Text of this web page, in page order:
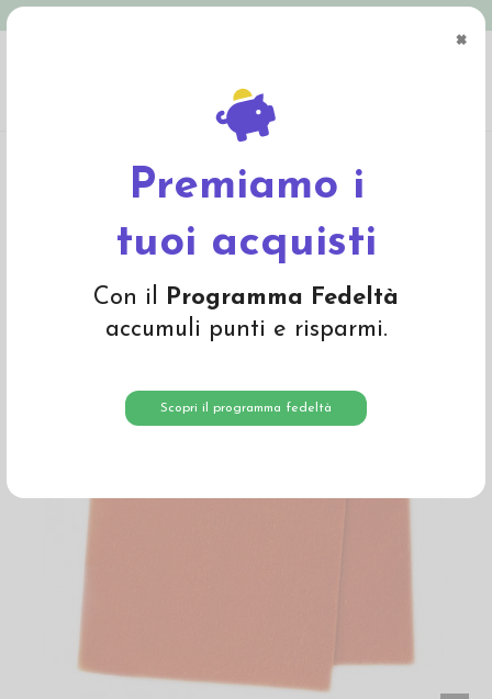
×
Premiamo i
tuoi acquisti
Con il Programma Fedeltà
accumuli punti e risparmi.
Scopri il programma fedeltà
Panno in feltro di lana- arancio 505